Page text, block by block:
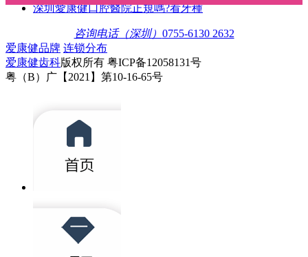
深圳愛康健口腔醫院正規嗎?看牙種
咨询电话（深圳） 0755-6130 2632
爱康健品牌 连锁分布
爱康健齿科版权所有 粤ICP备12058131号
粤（B）广【2021】第10-16-65号